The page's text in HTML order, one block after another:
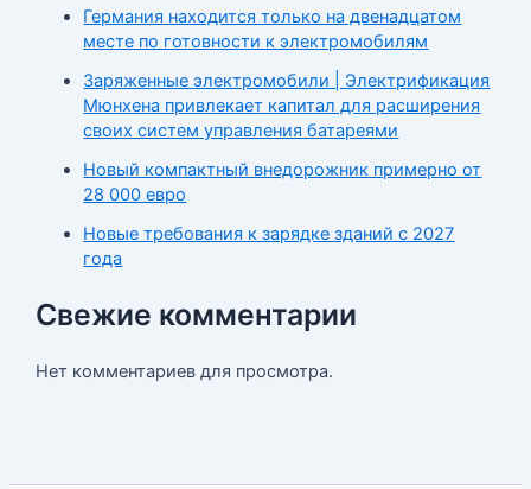
Германия находится только на двенадцатом
месте по готовности к электромобилям
Заряженные электромобили | Электрификация
Мюнхена привлекает капитал для расширения
своих систем управления батареями
Новый компактный внедорожник примерно от
28 000 евро
Новые требования к зарядке зданий с 2027
года
Свежие комментарии
Нет комментариев для просмотра.